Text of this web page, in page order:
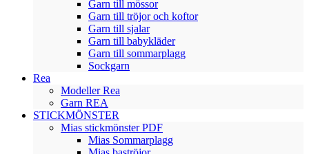
Garn till mössor
Garn till tröjor och koftor
Garn till sjalar
Garn till babykläder
Garn till sommarplagg
Sockgarn
Rea
Modeller Rea
Garn REA
STICKMÖNSTER
Mias stickmönster PDF
Mias Sommarplagg